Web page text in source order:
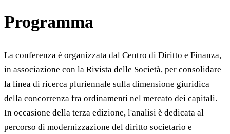
Programma
La conferenza è organizzata dal Centro di Diritto e Finanza,
in associazione con la Rivista delle Società, per consolidare
la linea di ricerca pluriennale sulla dimensione giuridica
della concorrenza fra ordinamenti nel mercato dei capitali.
In occasione della terza edizione, l'analisi è dedicata al
percorso di modernizzazione del diritto societario e